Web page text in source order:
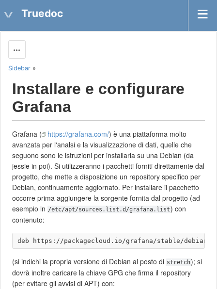
Truedoc
Sidebar »
Installare e configurare
Grafana
Grafana ( https://grafana.com/) è una piattaforma molto
avanzata per l'analsi e la visualizzazione di dati, quelle che
seguono sono le istruzioni per installarla su una Debian (da
jessie in poi). Si utilizzeranno i pacchetti forniti direttamente dal
progetto, che mette a disposizione un repository specifico per
Debian, continuamente aggiornato. Per installare il pacchetto
occorre prima aggiungere la sorgente fornita dal progetto (ad
esempio in /etc/apt/sources.list.d/grafana.list) con
contenuto:
(si indichi la propria versione di Debian al posto di stretch); si
dovrà inoltre caricare la chiave GPG che firma il repository
(per evitare gli avvisi di APT) con: